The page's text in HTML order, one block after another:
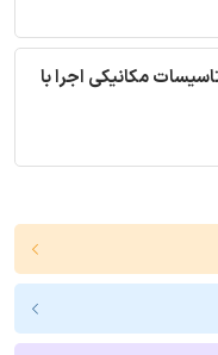
مکانیکی اجرا با